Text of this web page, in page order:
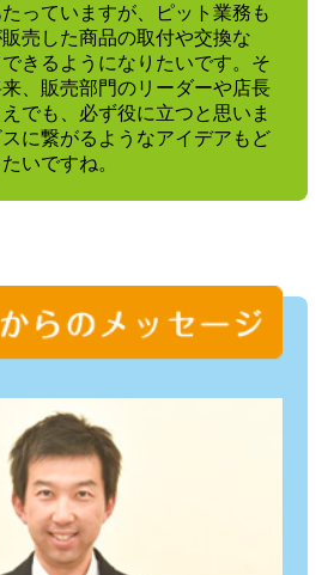
っていますが、ピット業務も
売した商品の取付や交換な
きるようになりたいです。そ
、販売部門のリーダーや店長
でも、必ず役に立つと思いま
に繋がるようなアイデアもど
いですね。